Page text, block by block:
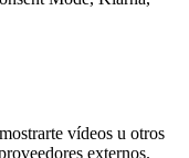
vídeos u otros
externos.